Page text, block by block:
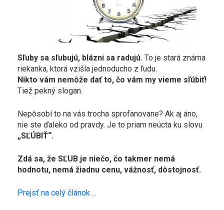
Sľuby sa sľubujú, blázni sa radujú. To je stará známa
riekanka, ktorá vzišla jednoducho z ľudu.
Nikto vám nemôže dať to, čo vám my vieme sľúbiť!
Tiež pekný slogan.
Nepôsobí to na vás trocha sprofanovane? Ak aj áno,
nie ste ďaleko od pravdy. Je to priam neúcta ku slovu
„SĽÚBIŤ“.
Zdá sa, že SĽUB je niečo, čo takmer nemá
hodnotu, nemá žiadnu cenu, vážnosť, dôstojnosť.
Prejsť na celý článok ...